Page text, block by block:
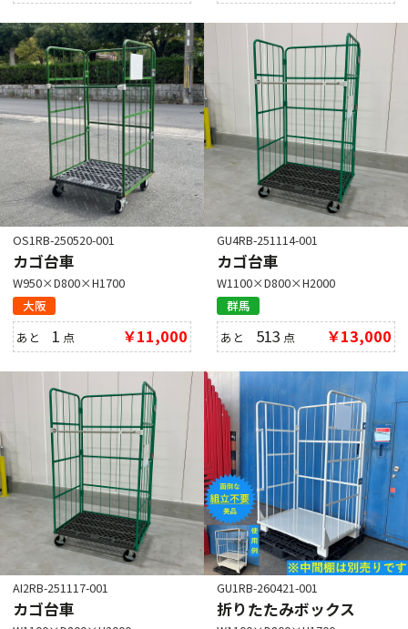
OS1RB-250520-001
カゴ台車
W950×D800×H1700
大阪
あと 1 点 ￥11,000
GU4RB-251114-001
カゴ台車
W1100×D800×H2000
群馬
あと 513 点 ￥13,000
AI2RB-251117-001
カゴ台車
GU1RB-260421-001
折りたたみボックス